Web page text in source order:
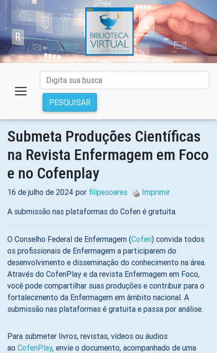
PESQUISAR
Submeta Produções Científicas
na Revista Enfermagem em Foco
e no Cofenplay
16 de julho de 2024 por filipesoares
Imprimir
A submissão nas plataformas do Cofen é gratuita.
O Conselho Federal de Enfermagem (Cofen) convida todos
os profissionais de Enfermagem a participarem do
desenvolvimento e disseminação do conhecimento na área.
Através do CofenPlay e da revista Enfermagem em Foco,
você pode compartilhar suas produções e contribuir para o
fortalecimento da Enfermagem em âmbito nacional. A
submissão nas plataformas é gratuita e passa por análise.
Para submeter livros, revistas, vídeos ou áudios
ao CofenPlay, envie o documento, acompanhado de uma